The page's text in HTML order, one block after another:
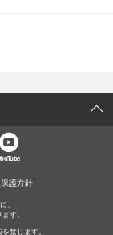
護方針
、
す。
禁じます。